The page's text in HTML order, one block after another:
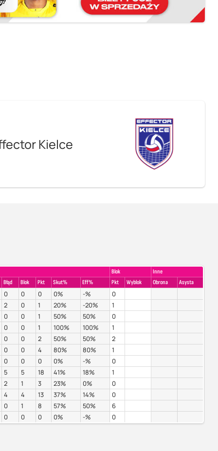
Kielce
Blok
Inne
Błąd
Blok Pkt Skut% Eff% Pkt Wyblok Obrona Asysta
0 0 0 0% -%
0
2
0 1 20% -20%
1
0
0 1 50% 50%
0
0
0 1 100% 100%
1
0
0 2 50% 50%
2
0
0 4 80% 80%
1
0
0 0 0% -%
0
5
5 18 41% 18%
1
2
1 3 23% 0%
0
4
4 13 37% 14%
0
0
1 8 57% 50%
6
0
0 0 0% -% 0